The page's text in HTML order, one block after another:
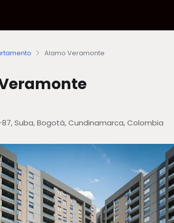
Alamo Veramonte
87, Suba, Bogotá, Cundinamarca, Colombia